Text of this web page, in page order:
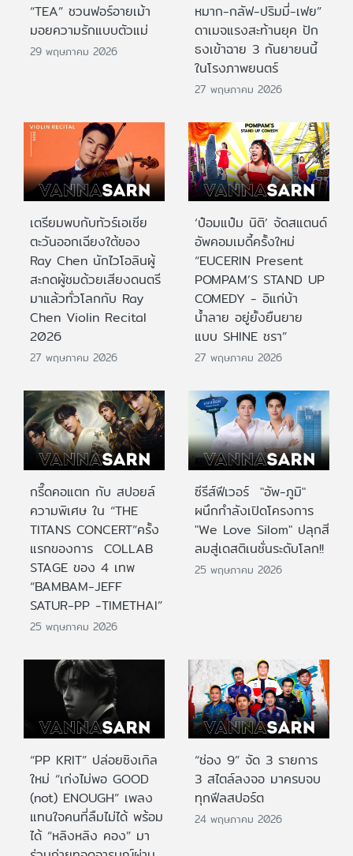
“TEA” ชวนฟอร์อายเม้า
มอยความรักแบบตัวแม่
29 พฤษภาคม 2026
หมาก-กลัฟ-ปริมมี่-เฟย”
ดาเมจแรงสะท้านยุค ปัก
ธงเข้าฉาย 3 กันยายนนี้
ในโรงภาพยนตร์
27 พฤษภาคม 2026
เตรียมพบกับทัวร์เอเชีย
ตะวันออกเฉียงใต้ของ
Ray Chen นักไวโอลินผู้
สะกดผู้ชมด้วยเสียงดนตรี
มาแล้วทั่วโลกกับ Ray
Chen Violin Recital
2026
27 พฤษภาคม 2026
‘ป๋อมแป๋ม นิติ’ จัดสแตนด์
อัพคอมเมดี้ครั้งใหม่
“EUCERIN Present
POMPAM’S STAND UP
COMEDY - อิแก่บ้า
น้ำลาย อยู่ยั้งยืนยาย
แบบ SHINE ชรา”
27 พฤษภาคม 2026
กรี๊ดคอแตก กับ สปอยล์
ความพิเศษ ใน “THE
TITANS CONCERT”ครั้ง
แรกของการ COLLAB
STAGE ของ 4 เทพ
“BAMBAM-JEFF
SATUR-PP -TIMETHAI”
25 พฤษภาคม 2026
ซีรีส์ฟีเวอร์ "อัพ-ภูมิ"
ผนึกกำลังเปิดโครงการ
"We Love Silom" ปลุกสี
ลมสู่เดสติเนชั่นระดับโลก!!
25 พฤษภาคม 2026
“PP KRIT” ปล่อยซิงเกิล
ใหม่ “เก่งไม่พอ GOOD
(not) ENOUGH” เพลง
แทนใจคนที่ลืมไม่ได้ พร้อม
ได้ “หลิงหลิง คอง” มา
“ช่อง 9” จัด 3 รายการ
3 สไตล์ลงจอ มาครบจบ
ทุกฟีลสปอร์ต
24 พฤษภาคม 2026